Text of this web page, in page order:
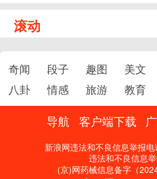
滚动
奇闻 段子 趣图 美文
八卦
情感 旅游 教育
导航 客户端下载
新浪网违法和不良信息举报
违法和不良信息
(京)网药械信息备字（